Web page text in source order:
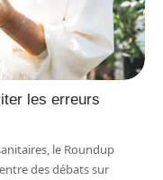
les erreurs
le Roundup
des débats sur